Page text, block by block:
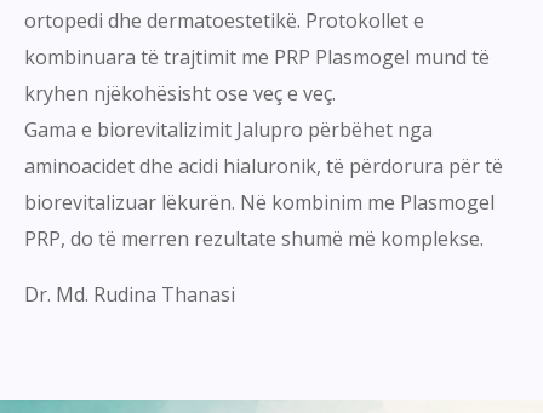
ortopedi dhe dermatoestetikë. Protokollet e
kombinuara të trajtimit me PRP Plasmogel mund të
kryhen njëkohësisht ose veç e veç.
Gama e biorevitalizimit Jalupro përbëhet nga
aminoacidet dhe acidi hialuronik, të përdorura për të
biorevitalizuar lëkurën. Në kombinim me Plasmogel
PRP, do të merren rezultate shumë më komplekse.
Dr. Md. Rudina Thanasi